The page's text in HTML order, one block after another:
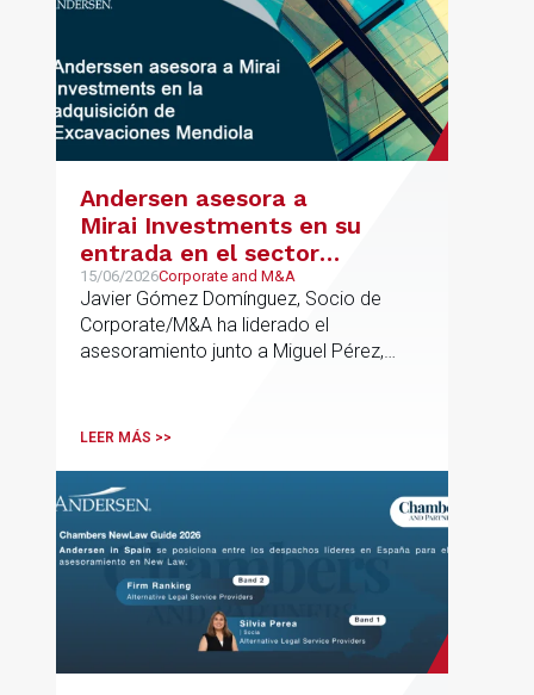
Andersen asesora a
Mirai Investments en su
entrada en el sector
medioambiental con la
adquisición de la
vasca Excavaciones
Mendiola
15/06/2026Corporate and M&A
Javier Gómez Domínguez, Socio de
Corporate/M&A ha liderado el
asesoramiento junto a Miguel Pérez,
LEER MÁS >>